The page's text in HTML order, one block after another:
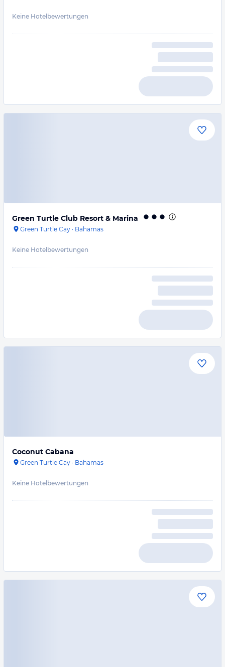
Keine Hotelbewertungen
Green Turtle Club Resort & Marina
Green Turtle Cay · Bahamas
Keine Hotelbewertungen
Coconut Cabana
Green Turtle Cay · Bahamas
Keine Hotelbewertungen